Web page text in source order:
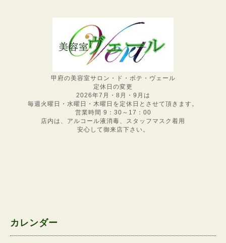
甲府の美容室サロン・ド・ボテ・ヴェール
定休日の変更
2026年7月・8月・9月は
毎週火曜日・水曜日・木曜日を定休日とさせて頂きます。
営業時間 9：30～17：00
店内は、アルコール液消毒、スタッフマスク着用
安心して御来店下さい。
カレンダー